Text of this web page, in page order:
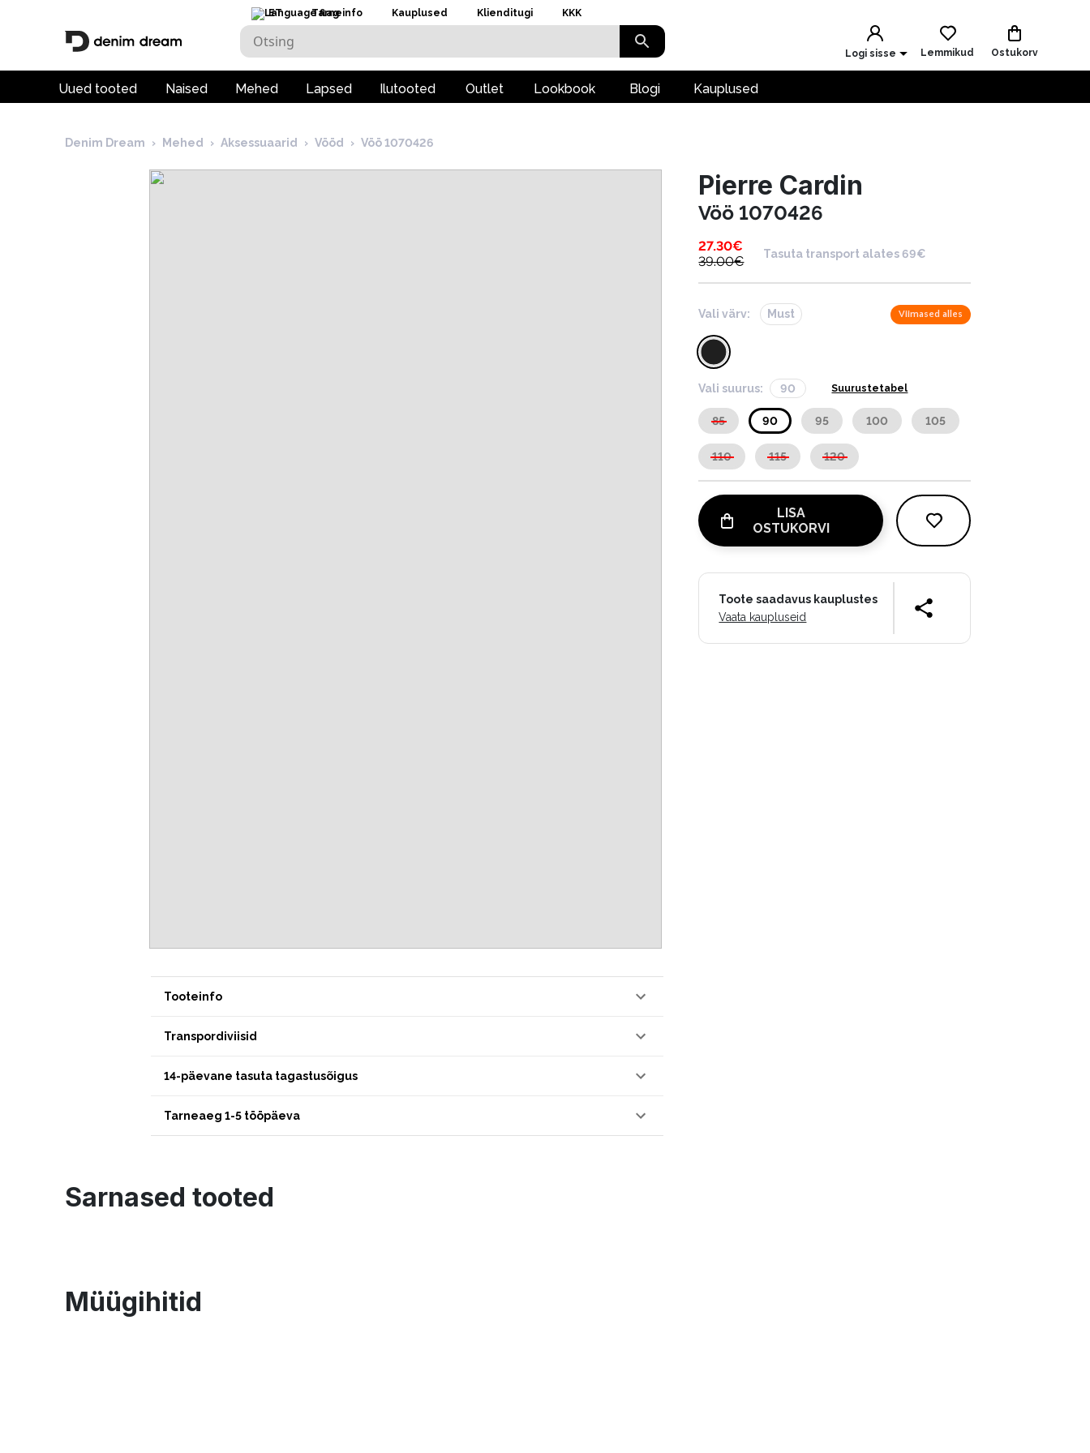
ET Tarneinfo Kauplused Klienditugi KKK
Logi sisse Lemmikud Ostukorv
Uued tooted Naised Mehed Lapsed Ilutooted Outlet Lookbook Blogi Kauplused
Denim Dream › Mehed › Aksessuaarid › Vööd › Vöö 1070426
Tooteinfo
Transpordiviisid
14-päevane tasuta tagastusõigus
Tarneaeg 1-5 tööpäeva
Pierre Cardin
Vöö 1070426
27.30€
39.00€
Tasuta transport alates 69€
Vali värv: Must Viimased alles
Vali suurus: 90 Suurustetabel
85 90 95 100 105
110 115 120
LISA
OSTUKORVI
Toote saadavus kauplustes
Vaata kaupluseid
Sarnased tooted
Müügihitid